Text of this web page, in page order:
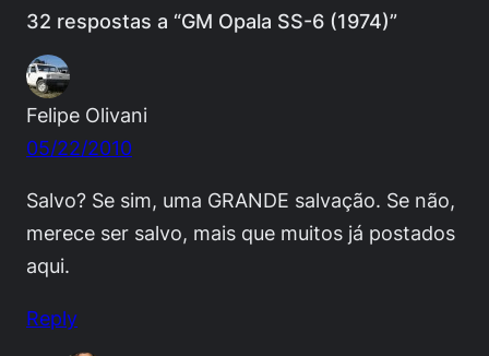
32 respostas a “GM Opala SS-6 (1974)”
Felipe Olivani
05/22/2010
Salvo? Se sim, uma GRANDE salvação. Se não,
merece ser salvo, mais que muitos já postados
aqui.
Reply